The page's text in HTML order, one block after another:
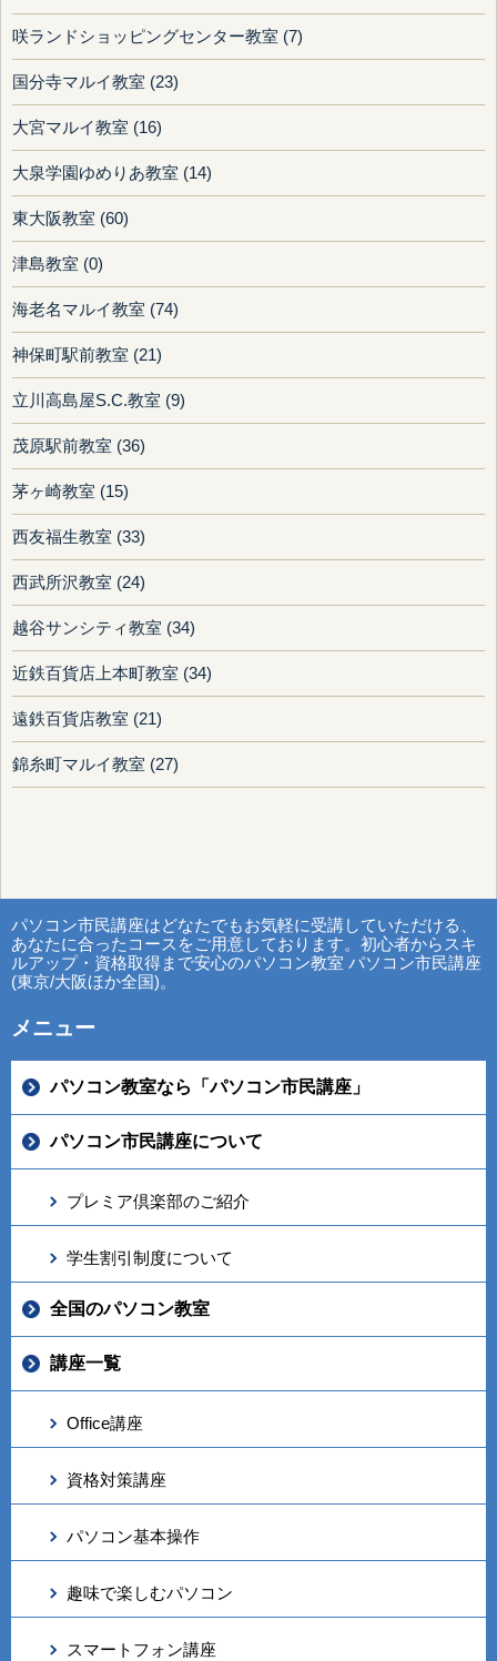
咲ランドショッピングセンター教室 (7)
国分寺マルイ教室 (23)
大宮マルイ教室 (16)
大泉学園ゆめりあ教室 (14)
東大阪教室 (60)
津島教室 (0)
海老名マルイ教室 (74)
神保町駅前教室 (21)
立川高島屋S.C.教室 (9)
茂原駅前教室 (36)
茅ヶ崎教室 (15)
西友福生教室 (33)
西武所沢教室 (24)
越谷サンシティ教室 (34)
近鉄百貨店上本町教室 (34)
遠鉄百貨店教室 (21)
錦糸町マルイ教室 (27)
パソコン市民講座はどなたでもお気軽に受講していただける、
あなたに合ったコースをご用意しております。初心者からスキ
ルアップ・資格取得まで安心のパソコン教室 パソコン市民講座
(東京/大阪ほか全国)。
メニュー
パソコン教室なら「パソコン市民講座」
パソコン市民講座について
プレミア倶楽部のご紹介
学生割引制度について
全国のパソコン教室
講座一覧
Office講座
資格対策講座
パソコン基本操作
趣味で楽しむパソコン
スマートフォン講座